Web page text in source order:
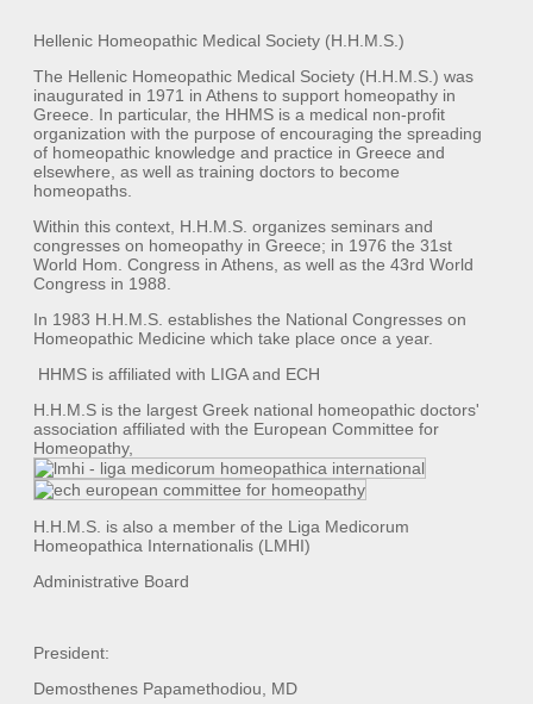
Hellenic Homeopathic Medical Society (H.H.M.S.)
The Hellenic Homeopathic Medical Society (H.H.M.S.) was
inaugurated in 1971 in Athens to support homeopathy in
Greece. In particular, the HHMS is a medical non-profit
organization with the purpose of encouraging the spreading
of homeopathic knowledge and practice in Greece and
elsewhere, as well as training doctors to become
homeopaths.
Within this context, H.H.M.S. organizes seminars and
congresses on homeopathy in Greece; in 1976 the 31st
World Hom. Congress in Athens, as well as the 43rd World
Congress in 1988.
In 1983 H.H.M.S. establishes the National Congresses on
Homeopathic Medicine which take place once a year.
HHMS is affiliated with LIGA and ECH
H.H.M.S is the largest Greek national homeopathic doctors'
association affiliated with the European Committee for
Homeopathy,
H.H.M.S. is also a member of the Liga Medicorum
Homeopathica Internationalis (LMHI)
Administrative Board
President:
Demosthenes Papamethodiou, MD